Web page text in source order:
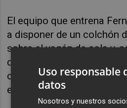
El equipo que entrena
a disponer de un colchón
sobre el vagón de cola y,
después, esta diferencia
cinco puntos cuando
en el campeonato liguero.
Uso responsable
datos
Nosotros y nuestros